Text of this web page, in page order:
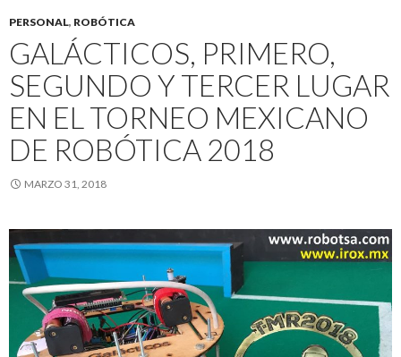
PERSONAL, ROBÓTICA
GALÁCTICOS, PRIMERO,
SEGUNDO Y TERCER LUGAR
EN EL TORNEO MEXICANO
DE ROBÓTICA 2018
MARZO 31, 2018